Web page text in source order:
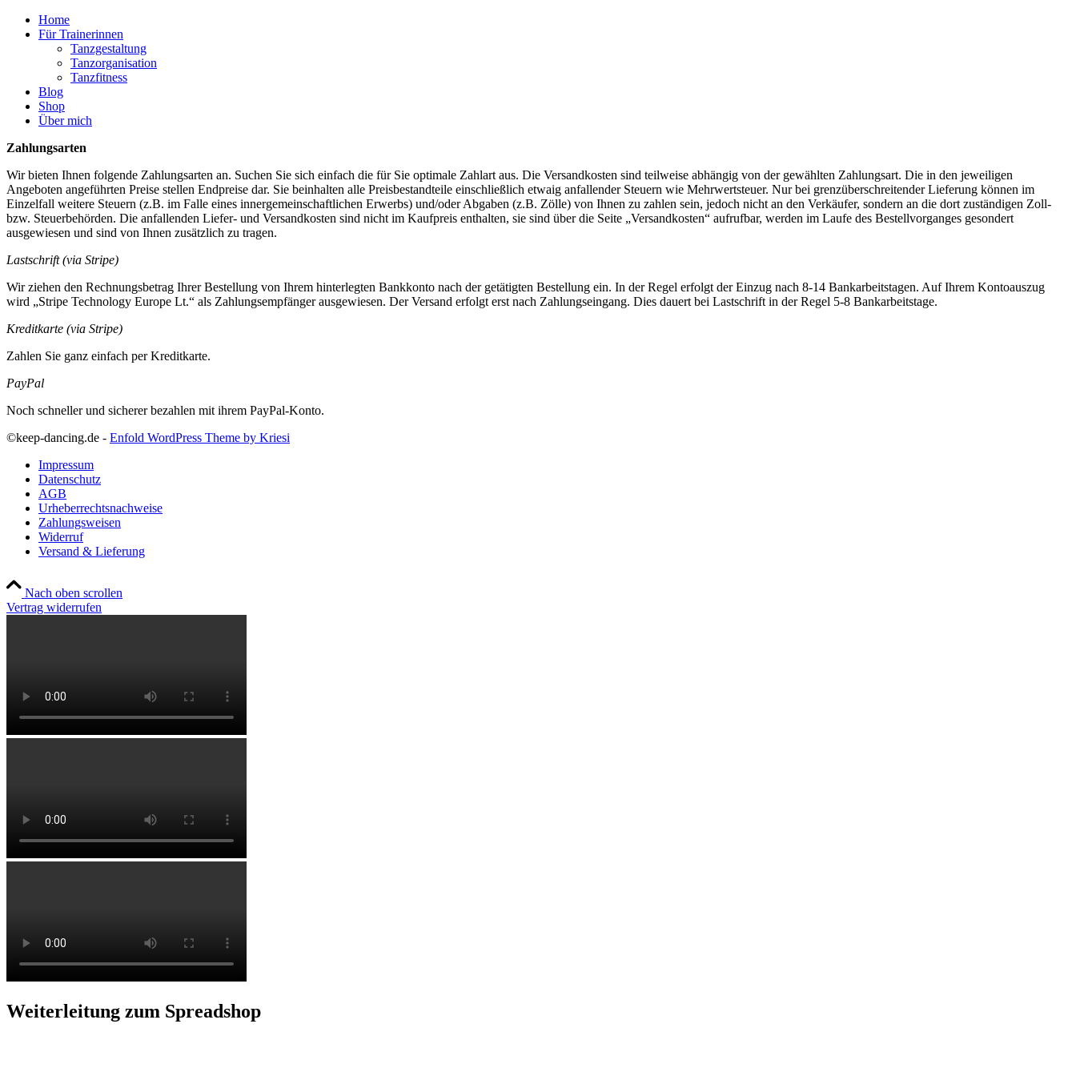
Home
Für Trainerinnen
Tanzgestaltung
Tanzorganisation
Tanzfitness
Blog
Shop
Über mich
Zahlungsarten
Wir bieten Ihnen folgende Zahlungsarten an. Suchen Sie sich einfach die für Sie optimale Zahlart aus. Die Versandkosten sind teilweise abhängig von der gewählten Zahlungsart. Die in den jeweiligen
Angeboten angeführten Preise stellen Endpreise dar. Sie beinhalten alle Preisbestandteile einschließlich etwaig anfallender Steuern wie Mehrwertsteuer. Nur bei grenzüberschreitender Lieferung können im
Einzelfall weitere Steuern (z.B. im Falle eines innergemeinschaftlichen Erwerbs) und/oder Abgaben (z.B. Zölle) von Ihnen zu zahlen sein, jedoch nicht an den Verkäufer, sondern an die dort zuständigen Zoll-
bzw. Steuerbehörden. Die anfallenden Liefer- und Versandkosten sind nicht im Kaufpreis enthalten, sie sind über die Seite „Versandkosten“ aufrufbar, werden im Laufe des Bestellvorganges gesondert
ausgewiesen und sind von Ihnen zusätzlich zu tragen.
Lastschrift (via Stripe)
Wir ziehen den Rechnungsbetrag Ihrer Bestellung von Ihrem hinterlegten Bankkonto nach der getätigten Bestellung ein. In der Regel erfolgt der Einzug nach 8-14 Bankarbeitstagen. Auf Ihrem Kontoauszug
wird „Stripe Technology Europe Lt.“ als Zahlungsempfänger ausgewiesen. Der Versand erfolgt erst nach Zahlungseingang. Dies dauert bei Lastschrift in der Regel 5-8 Bankarbeitstage.
Kreditkarte (via Stripe)
Zahlen Sie ganz einfach per Kreditkarte.
PayPal
Noch schneller und sicherer bezahlen mit ihrem PayPal-Konto.
©keep-dancing.de - Enfold WordPress Theme by Kriesi
Impressum
Datenschutz
AGB
Urheberrechtsnachweise
Zahlungsweisen
Widerruf
Versand & Lieferung
Nach oben scrollen
Vertrag widerrufen
Weiterleitung zum Spreadshop